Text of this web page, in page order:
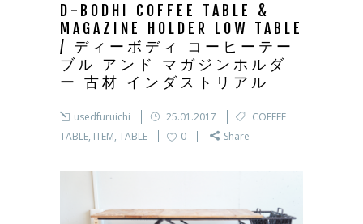
D-BODHI COFFEE TABLE &
MAGAZINE HOLDER LOW TABLE
/ ディーボディ コーヒーテー
ブル アンド マガジンホルダ
ー 古材 インダストリアル
usedfuruichi 25.01.2017
COFFEE
TABLE, ITEM, TABLE 0 Share